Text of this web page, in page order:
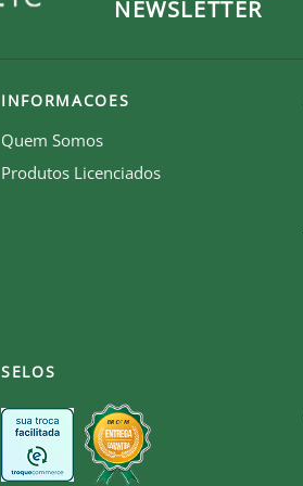
NEWSLETTER
INFORMACOES
Quem Somos
Produtos Licenciados
SELOS